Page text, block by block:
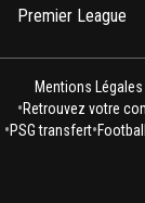
Premier League
Mentions
•Retrouvez votre
•PSG transfert•Football